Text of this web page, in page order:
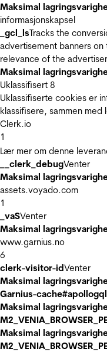
Maksimal
informasjonskapsel
_gcl_lsTracks the
advertisement banners
relevance of the
Maksimal
Uklassifisert 8
Uklassifiserte cookies er
klassifisere, sammen
Clerk.io
1
Lær mer om denne
__clerk_debugVenter
Maksimal
assets.voyado.com
1
_vaSVenter
Maksimal
www.garnius.no
6
clerk-visitor-idVenter
Maksimal
Garnius-cache#apollogql
Maksimal
Maksimal